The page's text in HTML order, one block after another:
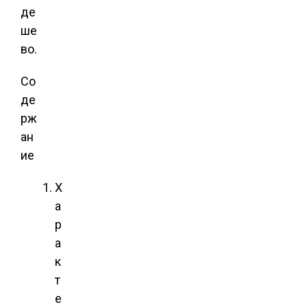
де
ше
во.
Со
де
рж
ан
ие
Х
а
р
а
к
т
е